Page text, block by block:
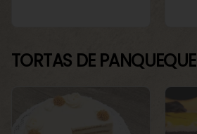
TORTAS DE PANQUEQUE